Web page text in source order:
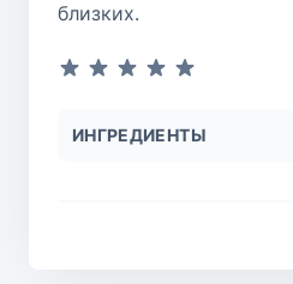
близких.
ИНГРЕДИЕНТЫ